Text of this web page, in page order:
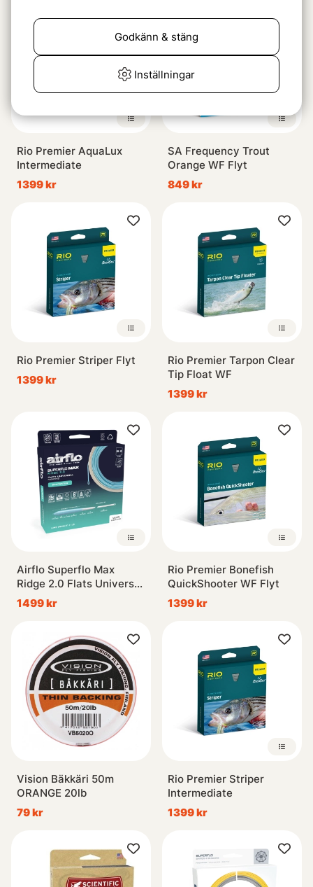
Rio Premier AquaLux
Intermediate
1399 kr
SA Frequency Trout
Orange WF Flyt
849 kr
Rio Premier Striper Flyt
1399 kr
Rio Premier Tarpon Clear
Tip Float WF
1399 kr
Airflo Superflo Max
Ridge 2.0 Flats Universal
Floating Fly Line
1499 kr
Rio Premier Bonefish
QuickShooter WF Flyt
1399 kr
Vision Bäkkäri 50m
ORANGE 20lb
79 kr
Rio Premier Striper
Intermediate
1399 kr
Inställningar
Godkänn & stäng